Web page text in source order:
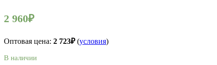
2 960₽
Оптовая цена: 2 723₽(условия)
В наличии